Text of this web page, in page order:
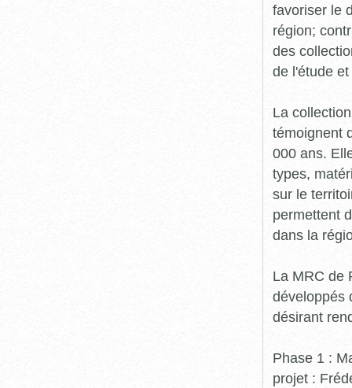
favoriser le
région;
des
de l'étude
La
témoignent
000 ans.
types,
sur le
permettent
dans la
La MRC de
développés
désirant
Phase 1 :
projet :